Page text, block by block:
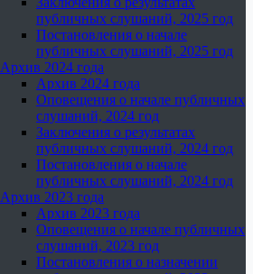
публичных слушаний, 2025 год
Постановления о начале
публичных слушаний, 2025 год
Архив 2024 года
Архив 2024 года
Оповещения о начале публичных
слушаний, 2024 год
Заключения о результатах
публичных слушаний, 2024 год
Постановления о начале
публичных слушаний, 2024 год
Архив 2023 года
Архив 2023 года
Оповещения о начале публичных
слушаний, 2023 год
Постановления о назначении